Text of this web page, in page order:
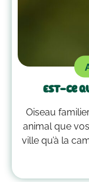
Est-ce
Oiseau
animal que
ville qu’à la
temps, été